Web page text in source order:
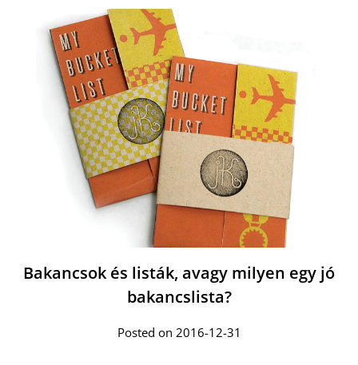
Bakancsok és listák, avagy milyen egy jó
bakancslista?
Posted on 2016-12-31